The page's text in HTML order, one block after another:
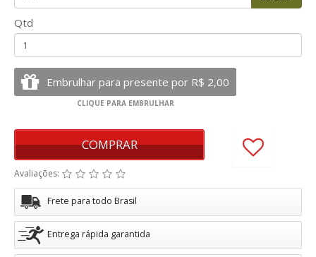
Qtd
COMPRAR
Avaliações:
Frete para todo Brasil
Entrega rápida garantida